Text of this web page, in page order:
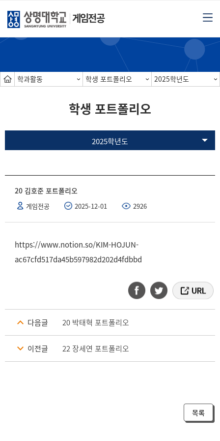
게임전공
학과활동 학생 포트폴리오 2025학년도
학생 포트폴리오
2025학년도
20 김호준 포트폴리오
게임전공 2025-12-01 2926
https://www.notion.so/KIM-HOJUN-
ac67cfd517da45b597982d202d4fdbbd
다음글 20 박태혁 포트폴리오
이전글 22 장세연 포트폴리오
목록